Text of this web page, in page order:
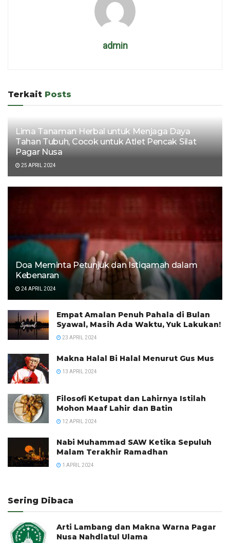
admin
Terkait Posts
Lima Tanaman Herbal untuk Menjaga Daya
Tahan Tubuh, Cocok untuk Atlet Pencak Silat
Pagar Nusa
25 APRIL 2024
Doa Meminta Petunjuk dan Istiqamah dalam
Kebenaran
24 APRIL 2024
Empat Amalan Penuh Pahala di Bulan
Syawal, Masih Ada Waktu, Yuk Lakukan!
23 APRIL 2024
Makna Halal Bi Halal Menurut Gus Mus
13 APRIL 2024
Filosofi Ketupat dan Lahirnya Istilah
Mohon Maaf Lahir dan Batin
12 APRIL 2024
Nabi Muhammad SAW Ketika Sepuluh
Malam Terakhir Ramadhan
1 APRIL 2024
Sering Dibaca
Arti Lambang dan Makna Warna Pagar
Nusa Nahdlatul Ulama